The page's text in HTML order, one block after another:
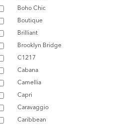
Boho Chic
Boutique
Brilliant
Brooklyn Bridge
C1217
Cabana
Camellia
Capri
Caravaggio
Caribbean